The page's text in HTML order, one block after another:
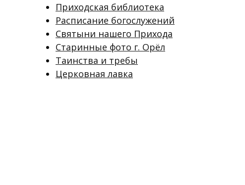
Приходская библиотека
Расписание богослужений
Святыни нашего Прихода
Старинные фото г. Орёл
Таинства и требы
Церковная лавка